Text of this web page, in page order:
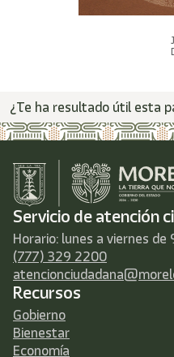
¿Te ha resultado útil esta
Servicio de atención
Horario: lunes a viernes de
(777) 329 2200
Recursos
Gobierno
Bienestar
Economía